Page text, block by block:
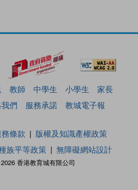
教師 中學生 小學生
家長
們 服務承諾 教城電子報
香港教育城有限公司
務條款
版權及知識產權政策
族平等政策 無障礙網站設計